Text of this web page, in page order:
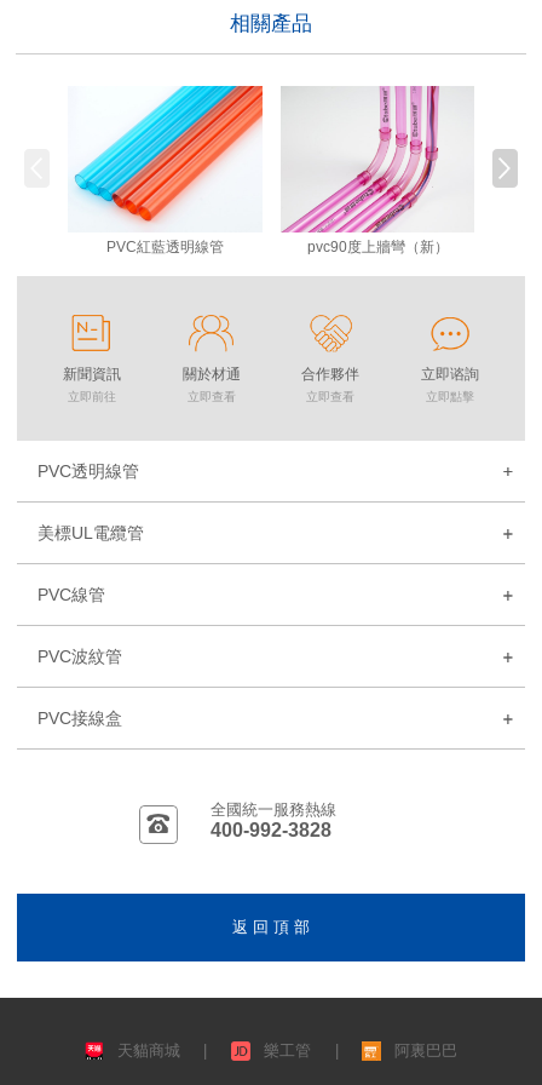
相關產品
PVC紅藍透明線管 pvc90度上牆彎（新）
新聞資訊
立即前往
關於材通
立即查看
合作夥伴
立即查看
立即谘詢
立即點擊
PVC透明線管
美標UL電纜管
PVC線管
PVC波紋管
PVC接線盒
全國統一服務熱線
400-992-3828
返 回 頂 部
天貓商城 | 樂工管 | 阿裏巴巴